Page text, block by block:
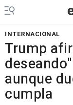
INTERNACIONAL
Trump
aunque
cumpla